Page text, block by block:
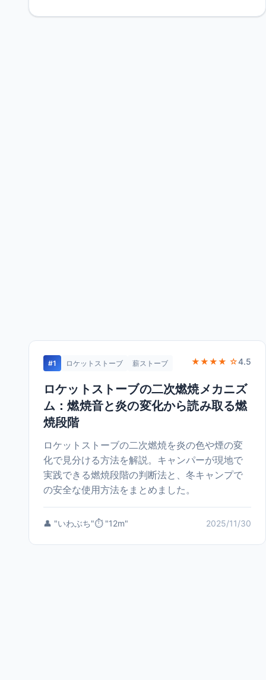
#1 ロケットストーブ 薪ストーブ ★★★★ ☆4.5
ロケットストーブの二次燃焼メカニズ
ム：燃焼音と炎の変化から読み取る燃
焼段階
ロケットストーブの二次燃焼を炎の色や煙の変
化で見分ける方法を解説。キャンパーが現地で
実践できる燃焼段階の判断法と、冬キャンプで
の安全な使用方法をまとめました。
👤 "いわぶち"⏱️ "12m" 2025/11/30